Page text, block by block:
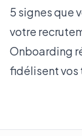
5 signes que
votre
Onboarding
fidélisent vos